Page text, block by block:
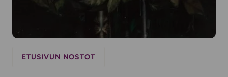
ETUSIVUN NOSTOT